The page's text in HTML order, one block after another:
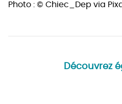
Photo : © Chiec_Dep via
Découvrez